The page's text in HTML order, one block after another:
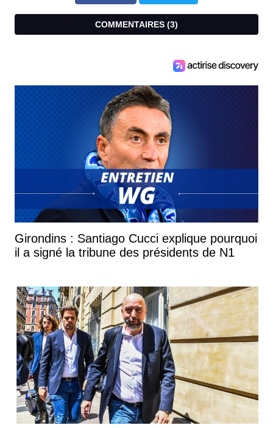
Et ce n'est pas à 26 ans qu'on change complètement
les habitudes. Mais techniquement, c'est lui qui a fait
commencé moyennement, parce qu'on avait fait une
grosse charge d'entraînement. Et c'est lui, par ses
coups de patte avec Moussa Doumbia, qui nous ont
fait basculer la saison dans le bon sens à un moment
donné. Il a mis des coups francs importants, des
coups de pied arrêtés importants. Mais il avait connu
l'année dernière une saison avec des hauts et des
bas en raison de quelques blessures. Il est arrivé à
Bordeaux et il n'avait pas joué toute la fin de saison.
Comment expliquez-vous son adaptation un peu
difficile à Bordeaux ?
Déjà, c'est un changement de club, de statut. Les
Girondins de Bordeaux sont supérieurs en statut, en
parce que c'est un affectif. Il arrivait dans la
plénitude, il connaissait parfaitement le club. Il avait
un statut de capitaine. Là, ça change, ce ne sont pas
les mêmes joueurs, ce ne sont pas les mêmes
statuts.
COMMENTAIRES (3)
Girondins : Santiago Cucci explique pourquoi
il a signé la tribune des présidents de N1